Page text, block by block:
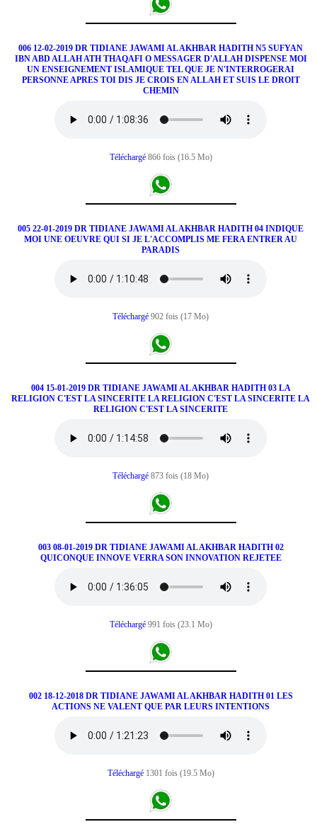
006 12-02-2019 DR TIDIANE JAWAMI AL AKHBAR HADITH N5 SUFYAN
IBN ABD ALLAH ATH THAQAFI O MESSAGER D'ALLAH DISPENSE MOI
UN ENSEIGNEMENT ISLAMIQUE TEL QUE JE N'INTERROGERAI
PERSONNE APRES TOI DIS JE CROIS EN ALLAH ET SUIS LE DROIT
CHEMIN
Téléchargé 866 fois (16.5 Mo)
005 22-01-2019 DR TIDIANE JAWAMI AL AKHBAR HADITH 04 INDIQUE
MOI UNE OEUVRE QUI SI JE L'ACCOMPLIS ME FERA ENTRER AU
PARADIS
Téléchargé 902 fois (17 Mo)
004 15-01-2019 DR TIDIANE JAWAMI AL AKHBAR HADITH 03 LA
RELIGION C'EST LA SINCERITE LA RELIGION C'EST LA SINCERITE LA
RELIGION C'EST LA SINCERITE
Téléchargé 873 fois (18 Mo)
003 08-01-2019 DR TIDIANE JAWAMI AL AKHBAR HADITH 02
QUICONQUE INNOVE VERRA SON INNOVATION REJETEE
Téléchargé 991 fois (23.1 Mo)
002 18-12-2018 DR TIDIANE JAWAMI AL AKHBAR HADITH 01 LES
ACTIONS NE VALENT QUE PAR LEURS INTENTIONS
Téléchargé 1301 fois (19.5 Mo)